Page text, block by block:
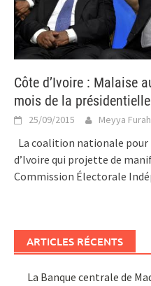
Côte d’Ivoire : Malaise
mois de la présidentielle
25/09/2015 Meyya
La coalition nationale pour
d’Ivoire qui projette de
Commission Électorale
ARTICLES RÉCENTS
La Banque centrale de